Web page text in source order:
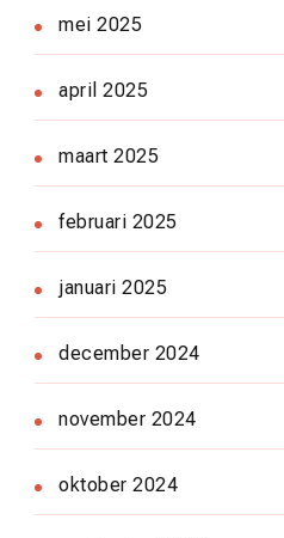
mei 2025
april 2025
maart 2025
februari 2025
januari 2025
december 2024
november 2024
oktober 2024